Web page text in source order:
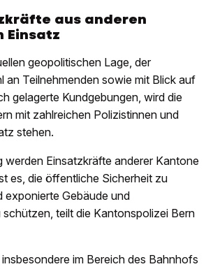
aus anderen
Einsatz
geopolitischen Lage, der
an Teilnehmenden sowie mit Blick auf
gelagerte Kundgebungen, wird die
mit zahlreichen Polizistinnen und
stehen.
werden Einsatzkräfte anderer Kantone
es, die öffentliche Sicherheit zu
exponierte Gebäude und
teilt die Kantonspolizei Bern
im Bereich des Bahnhofs